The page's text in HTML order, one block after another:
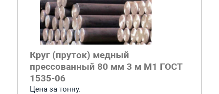
Круг (пруток) медный
прессованный 80 мм 3 м М1 ГОСТ
1535-06
Цена за тонну.